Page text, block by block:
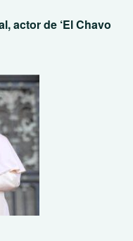
actor de ‘El Chavo